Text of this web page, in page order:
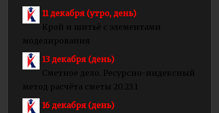
11 декабря (утро, день)
Крой и шитьё с элементами
моделирования
13 декабря (день)
Сметное дело. Ресурсно-индексный
метод расчёта сметы 20.23.1
16 декабря (день)